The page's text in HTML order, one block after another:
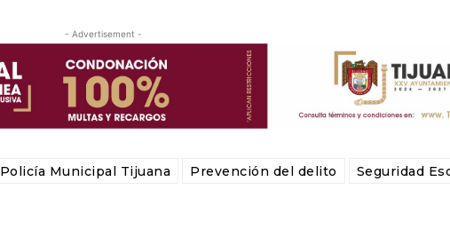
- Advertisement -
Policía Municipal Tijuana Prevención del delito Seguridad